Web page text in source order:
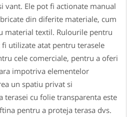
vant. Ele pot fi actionate manual
din diferite materiale, cum
material textil. Rulourile pentru
utilizate atat pentru terasele
cele comerciale, pentru a oferi
impotriva elementelor
un spatiu privat si
terasei cu folie transparenta este
pentru a proteja terasa dvs.